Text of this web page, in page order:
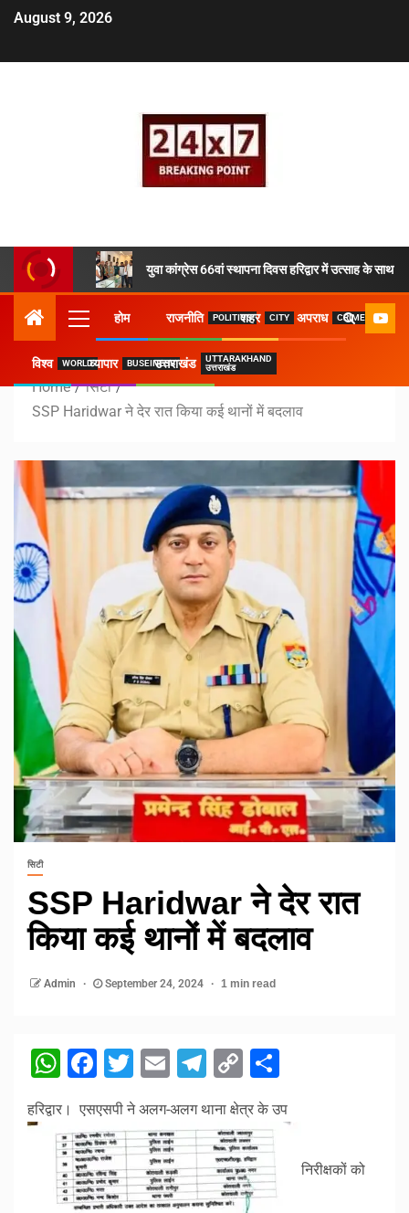
August 9, 2026
युवा कांग्रेस 66वां स्थापना दिवस हरिद्वार में उत्साह के साथ
होम राजनीति POLITICSशहर CITY अपराध CRIME
विश्व WORLDव्यापार BUSEINESSउत्तराखंड
UTTARAKHAND
उत्तराखंड
Home
सिटी
SSP Haridwar ने देर रात किया कई थानों में बदलाव
सिटी
SSP Haridwar ने देर रात
किया कई थानों में बदलाव
Admin September 24, 2024 1 min read
WhatsApp
Facebook
Twitter
EmailTelegram
Copy
Link
हरिद्वार। एसएसपी ने अलग-अलग थाना क्षेत्र के उप
निरीक्षकों को